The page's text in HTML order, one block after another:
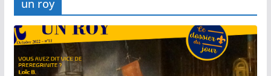
un roy